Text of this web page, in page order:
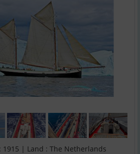
| Land : The Netherlands